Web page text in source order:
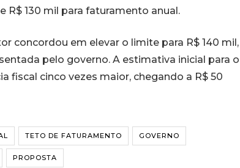
130 mil para faturamento anual.
concordou em elevar o limite para R$ 140 mil,
pelo governo. A estimativa inicial para o
fiscal cinco vezes maior, chegando a R$ 50
TETO DE FATURAMENTO GOVERNO
PROPOSTA